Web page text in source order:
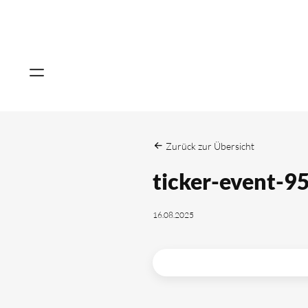
Zurück zur Übersicht
ticker-event-
16.08.2025